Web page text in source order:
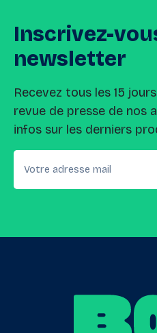
Inscrivez-
newsletter
Recevez tous les 15
revue de presse de nos
infos sur les derniers